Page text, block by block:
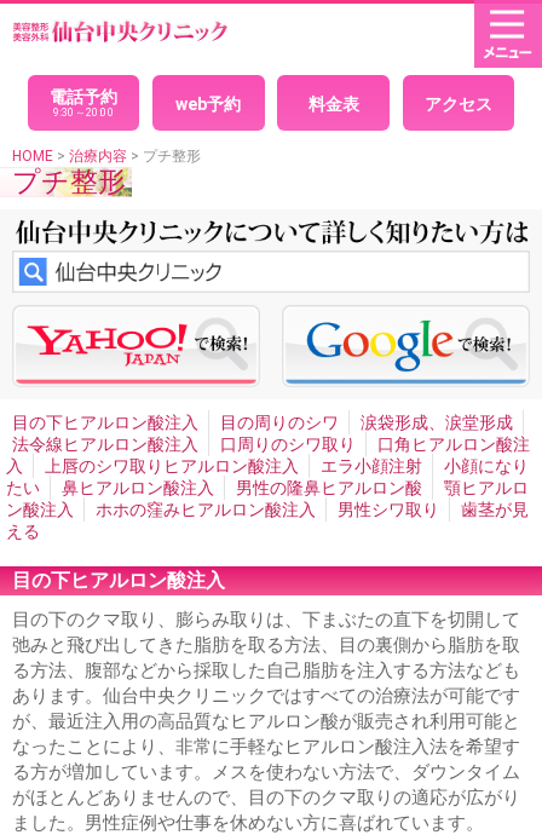
HOME
× 閉じる
パッチリ目デカ目二重
二重埋没法
腫れない二重 埋没法の経過
腫れないパッチ
リ目
印象を変えないで綺麗になりたい、クイック二重
自
然な二重
黒目整形
の戻らない二重
い
二重全切開法
二重左右差修正
平行二重 末広二重
セクシー二重ネコ目
整形
二重の幅を広げたい
まつ毛の生え際が見える二重
アイプチかぶれ
顔面の非対称・バランス
男性二重切開法
イケメン二重
目尻切開
切れ長の目 目の横幅を広げる 眼瞼下垂
切ら
ない眼瞼下垂
目つき矯正 眼瞼下垂による左右差
ハード
コンタクトによる眼瞼下垂
腫れない眼瞼下垂
重症眼瞼下
上まぶたのたるみとり
目の下のシワたるみ取りクマ消
膨らみ取り
切らないタルミ取り手術 離れ目
幼く見える
顔の整形
魅力的な目元整形 目と眉を近づける
くぼみ目
治療
プチ整形
アルロン酸注入
上唇のシワ取りヒアルロン酸注入
顔注射
小顔になりたい 鼻ヒアルロン酸注入
男性の隆鼻
ヒアルロン酸
顎ヒアルロン酸注入
ホホの窪みヒアルロン
酸注入
男性シワ取り 歯茎が見える
鼻、あご、唇
隆鼻、鼻プロテーゼ
鼻筋を通す
鼻の穴を見えなくする
鼻の穴が大きい
小鼻縮小・鼻幅縮小
鼻尖縮小・鼻尖形成
鼻を小さくする
鼻が横に広がっている
団子鼻を治したい
鼻が目立つ顔
あぐら鼻の整形 外人のような鼻
鼻が嫌
お勧め鼻整形
鼻中隔延長 人中短縮・鼻下短縮
鼻の形を
整える整形
あごプロテーゼ、あご形成術 顎がない
電話予約
9:30～20:00 web予約 料金表 アクセス
HOME > 治療内容 > プチ整形
プチ整形
目の下ヒアルロン酸注入 目の周りのシワ
涙袋形成、涙堂形成
法令線ヒアルロン酸注入
口周りのシワ取り
口角ヒアルロン酸注
入
上唇のシワ取りヒアルロン酸注入 エラ小顔注射
小顔になり
たい
鼻ヒアルロン酸注入 男性の隆鼻ヒアルロン酸
顎ヒアルロ
ン酸注入
ホホの窪みヒアルロン酸注入 男性シワ取り
歯茎が見
える
目の下ヒアルロン酸注入
目の下のクマ取り、膨らみ取りは、下まぶたの直下を切開して
弛みと飛び出してきた脂肪を取る方法、目の裏側から脂肪を取
る方法、腹部などから採取した自己脂肪を注入する方法なども
あります。仙台中央クリニックではすべての治療法が可能です
が、最近注入用の高品質なヒアルロン酸が販売され利用可能と
なったことにより、非常に手軽なヒアルロン酸注入法を希望す
る方が増加しています。メスを使わない方法で、ダウンタイム
がほとんどありませんので、目の下のクマ取りの適応が広がり
ました。男性症例や仕事を休めない方に喜ばれています。